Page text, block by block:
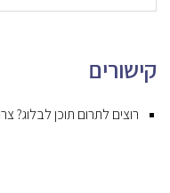
קישורים
רוצים לתרום תוכן לבלוג?